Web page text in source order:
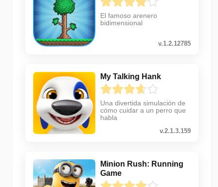
El famoso arenero
bidimensional
v.1.2.12785
My Talking Hank
Una divertida simulación de
cómo cuidar a un perro que
habla
v.2.1.3.159
Minion Rush: Running
Game